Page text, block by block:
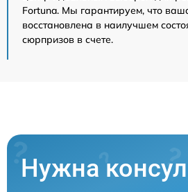
Fortuna. Мы гарантируем, что
восстановлена в наилучшем
сюрпризов в счете.
Нужна